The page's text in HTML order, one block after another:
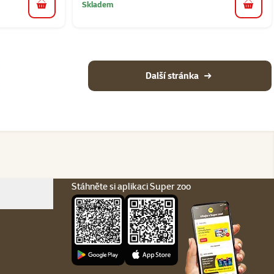
do košíku Skladem do
Další stránka
Stáhněte si aplikaci Super zoo